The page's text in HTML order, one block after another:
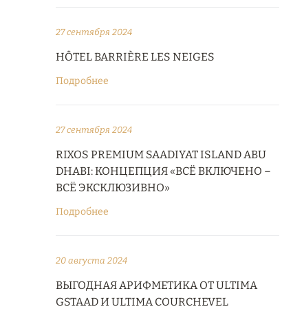
27 сентября 2024
HÔTEL BARRIÈRE LES NEIGES
Подробнее
27 сентября 2024
RIXOS PREMIUM SAADIYAT ISLAND ABU
DHABI: КОНЦЕПЦИЯ «ВСЁ ВКЛЮЧЕНО –
ВСЁ ЭКСКЛЮЗИВНО»
Подробнее
20 августа 2024
ВЫГОДНАЯ АРИФМЕТИКА ОТ ULTIMA
GSTAAD И ULTIMA COURCHEVEL